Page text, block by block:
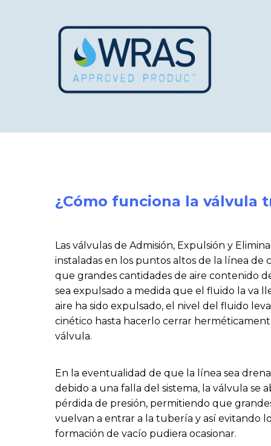
¿Cómo funciona la válvula
Las válvulas de Admisión, Expulsión y
instaladas en los puntos altos de la línea de
que grandes cantidades de aire contenido
sea expulsado a medida que el fluido la va
aire ha sido expulsado, el nivel del fluido
cinético hasta hacerlo cerrar
válvula.
En la eventualidad de que la línea sea
debido a una falla del sistema, la válvula se
pérdida de presión, permitiendo que
vuelvan a entrar a la tubería y así evitando
formación de vacío pudiera ocasionar.